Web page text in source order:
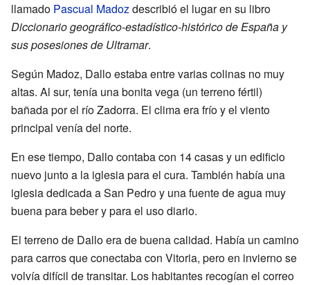
llamado Pascual Madozdescribió el lugar en su libro
Diccionario geográfico-estadístico-histórico de España y
sus posesiones de Ultramar.
Según Madoz, Dallo estaba entre varias colinas no muy
altas. Al sur, tenía una bonita vega (un terreno fértil)
bañada por el río Zadorra. El clima era frío y el viento
principal venía del norte.
En ese tiempo, Dallo contaba con 14 casas y un edificio
nuevo junto a la iglesia para el cura. También había una
iglesia dedicada a San Pedro y una fuente de agua muy
buena para beber y para el uso diario.
El terreno de Dallo era de buena calidad. Había un camino
para carros que conectaba con Vitoria, pero en invierno se
volvía difícil de transitar. Los habitantes recogían el correo